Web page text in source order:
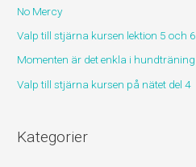
e
r
:
No Mercy
Valp till stjärna kursen lektion 5 och 6
Momenten är det enkla i hundträning
Valp till stjärna kursen på nätet del 4
Kategorier